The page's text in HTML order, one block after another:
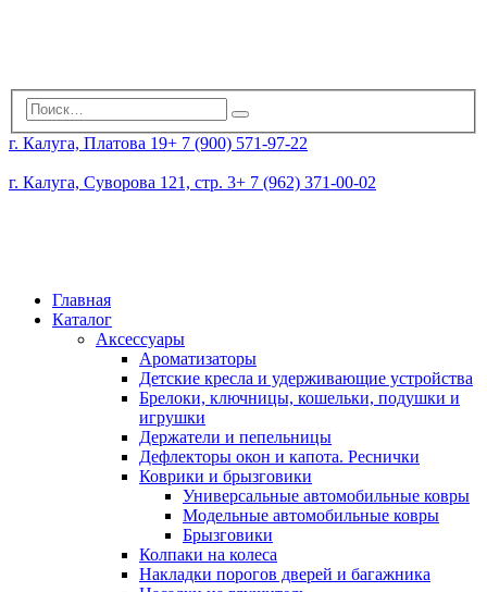
г. Калуга, Платова 19+ 7 (900) 571-97-22
г. Калуга, Суворова 121, стр. 3+ 7 (962) 371-00-02
Главная
Каталог
Аксессуары
Ароматизаторы
Детские кресла и удерживающие устройства
Брелоки, ключницы, кошельки, подушки и
игрушки
Держатели и пепельницы
Дефлекторы окон и капота. Реснички
Коврики и брызговики
Универсальные автомобильные ковры
Модельные автомобильные ковры
Брызговики
Колпаки на колеса
Накладки порогов дверей и багажника